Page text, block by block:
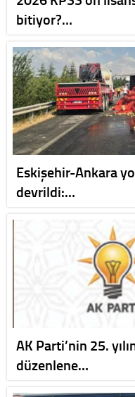
bitiyor?…
Eskişehir-Ankara
devrildi:…
AK Parti’nin 25.
düzenlene…